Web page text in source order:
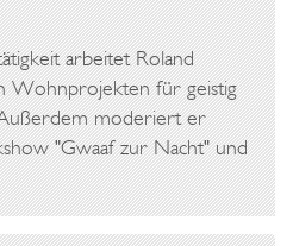
arbeitet Roland
Wohnprojekten für geistig
moderiert er
"Gwaaf zur Nacht" und